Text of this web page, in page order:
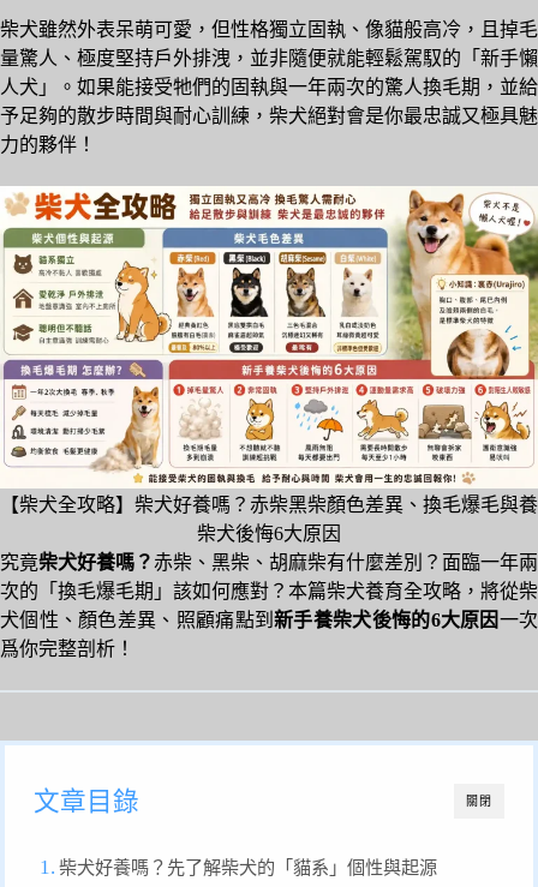
柴犬雖然外表呆萌可愛，但性格獨立固執、像貓般高冷，且掉毛
量驚人、極度堅持戶外排洩，並非隨便就能輕鬆駕馭的「新手懶
人犬」。如果能接受牠們的固執與一年兩次的驚人換毛期，並給
予足夠的散步時間與耐心訓練，柴犬絕對會是你最忠誠又極具魅
力的夥伴！
【柴犬全攻略】柴犬好養嗎？赤柴黑柴顏色差異、換毛爆毛與養
柴犬後悔6大原因
究竟柴犬好養嗎？赤柴、黑柴、胡麻柴有什麼差別？面臨一年兩
次的「換毛爆毛期」該如何應對？本篇柴犬養育全攻略，將從柴
犬個性、顏色差異、照顧痛點到新手養柴犬後悔的6大原因一次
爲你完整剖析！
關閉
文章目錄
柴犬好養嗎？先了解柴犬的「貓系」個性與起源